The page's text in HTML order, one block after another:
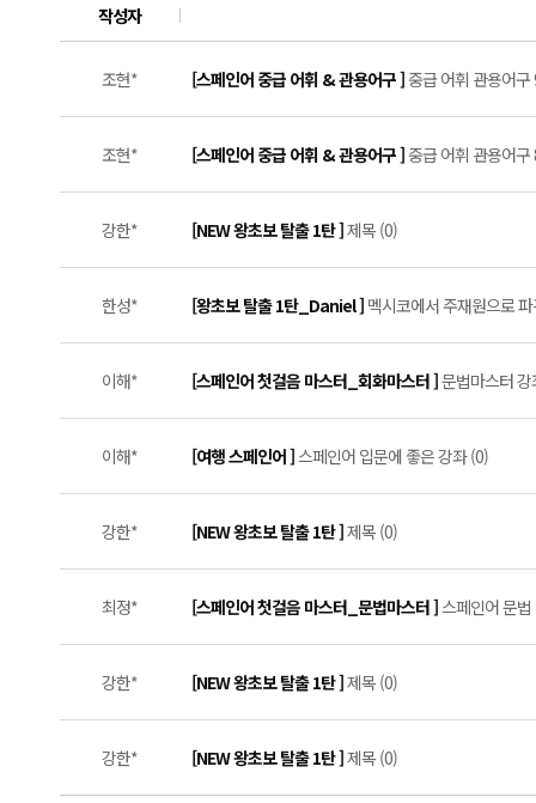
작성자
조현* [스페인어 중급 어휘 & 관용어구 ]중급 어휘 관용어구
조현* [스페인어 중급 어휘 & 관용어구 ]중급 어휘 관용어구
강한* [NEW 왕초보 탈출 1탄 ]제목 (0)
한성* [왕초보 탈출 1탄_Daniel ] 멕시코에서 주재원으로
이해* [스페인어 첫걸음 마스터_회화마스터 ]문법마스터
이해* [여행 스페인어 ]스페인어 입문에 좋은 강좌 (0)
강한* [NEW 왕초보 탈출 1탄 ]제목 (0)
최정* [스페인어 첫걸음 마스터_문법마스터 ]스페인어 문
강한* [NEW 왕초보 탈출 1탄 ]제목 (0)
강한* [NEW 왕초보 탈출 1탄 ]제목 (0)